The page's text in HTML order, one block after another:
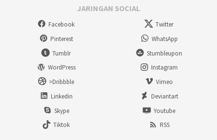
JARINGAN SOCIAL
Facebook
Twitter
Pinterest
WhatsApp
Tumblr
Stumbleupon
WordPress
Instagram
>Dribbble
Vimeo
Linkedin
Deviantart
Skype
Youtube
Tiktok
RSS